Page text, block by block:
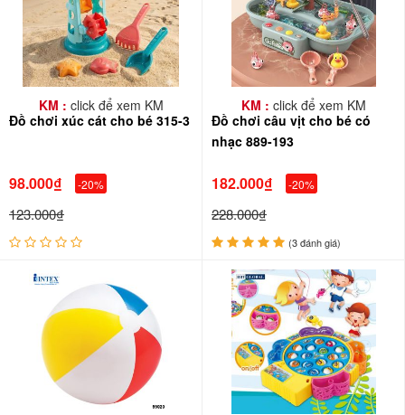
KM : click để xem KM
Đồ chơi xúc cát cho bé 315-3
98.000₫ -20%
123.000₫
KM : click để xem KM
Đồ chơi câu vịt cho bé có
nhạc 889-193
182.000₫ -20%
228.000₫
(3 đánh giá)